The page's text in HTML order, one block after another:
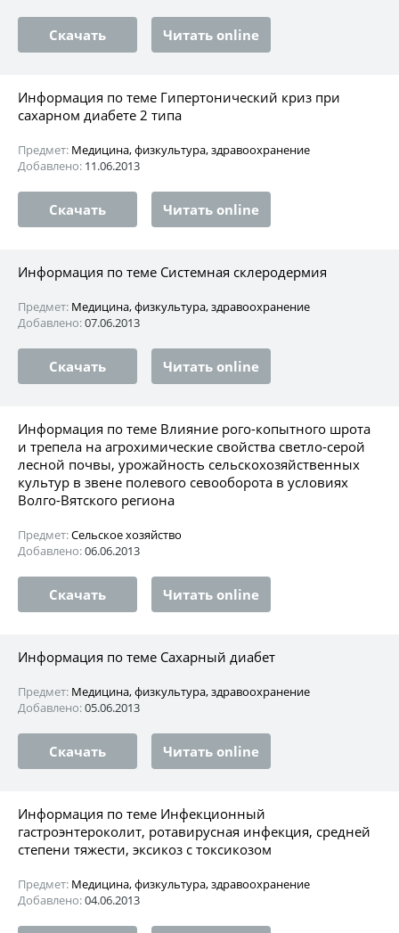
Скачать Читать online
Информация по теме Гипертонический криз при
сахарном диабете 2 типа
Предмет: Медицина, физкультура, здравоохранение
Добавлено: 11.06.2013
Скачать Читать online
Информация по теме Системная склеродермия
Предмет: Медицина, физкультура, здравоохранение
Добавлено:07.06.2013
Скачать Читать online
Информация по теме Влияние рого-копытного шрота
и трепела на агрохимические свойства светло-серой
лесной почвы, урожайность сельскохозяйственных
культур в звене полевого севооборота в условиях
Волго-Вятского региона
Предмет:Сельское хозяйство
Добавлено:06.06.2013
Скачать Читать online
Информация по теме Сахарный диабет
Предмет: Медицина, физкультура, здравоохранение
Добавлено:05.06.2013
Скачать Читать online
Информация по теме Инфекционный
гастроэнтероколит, ротавирусная инфекция, средней
степени тяжести, эксикоз с токсикозом
Предмет: Медицина, физкультура, здравоохранение
Добавлено:04.06.2013